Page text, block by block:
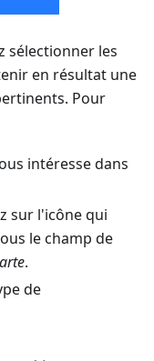
sélectionner les
en résultat une
Pour
intéresse dans
sur l'icône qui
le champ de
.
de